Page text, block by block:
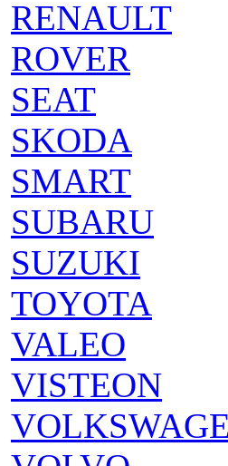
RENAULT
ROVER
SEAT
SKODA
SMART
SUBARU
SUZUKI
TOYOTA
VALEO
VISTEON